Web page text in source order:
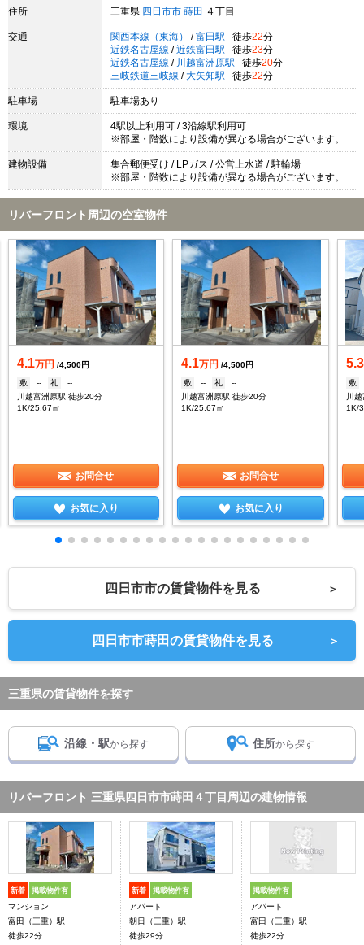
住所 三重県 四日市市 蒔田 ４丁目
交通 関西本線（東海） / 富田駅 徒歩22分
近鉄名古屋線 / 近鉄富田駅 徒歩23分
近鉄名古屋線 / 川越富洲原駅 徒歩20分
三岐鉄道三岐線 / 大矢知駅 徒歩22分
駐車場 駐車場あり
環境
4駅以上利用可 / 3沿線駅利用可
※部屋・階数により設備が異なる場合がございます。
建物設備
集合郵便受け / LPガス / 公営上水道 / 駐輪場
※部屋・階数により設備が異なる場合がございます。
リバーフロント周辺の空室物件
4.1万円 /4,500円
敷
-- 礼
--
川越富洲原駅 徒歩20分
1K/25.67㎡
お問合せ
お気に入り
4.1万円 /4,500円
敷
-- 礼
--
川越富洲原駅 徒歩20分
1K/25.67㎡
お問合せ
お気に入り
5.3
敷
川
1K/
四日市市の賃貸物件を見る ＞
四日市市蒔田の賃貸物件を見る ＞
三重県の賃貸物件を探す
沿線・駅から探す 住所から探す
リバーフロント 三重県四日市市蒔田４丁目周辺の建物情報
新着 掲載物件有
マンション
富田（三重）駅
徒歩22分
新着 掲載物件有
アパート
朝日（三重）駅
徒歩29分
掲載物件有
アパート
富田（三重）駅
徒歩22分